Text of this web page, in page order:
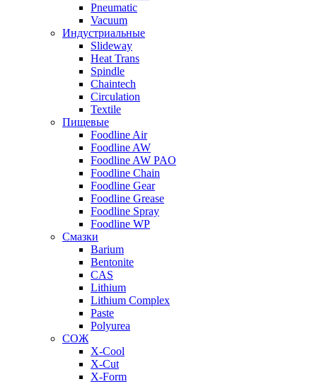
Pneumatic
Vacuum
Индустриальные
Slideway
Heat Trans
Spindle
Chaintech
Circulation
Textile
Пищевые
Foodline Air
Foodline AW
Foodline AW PAO
Foodline Chain
Foodline Gear
Foodline Grease
Foodline Spray
Foodline WP
Смазки
Barium
Bentonite
CAS
Lithium
Lithium Complex
Paste
Polyurea
СОЖ
X-Cool
X-Cut
X-Form